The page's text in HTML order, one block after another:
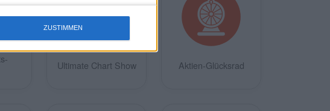
ZUSTIMMEN
Ultimate Chart Show Aktien-Glücksrad